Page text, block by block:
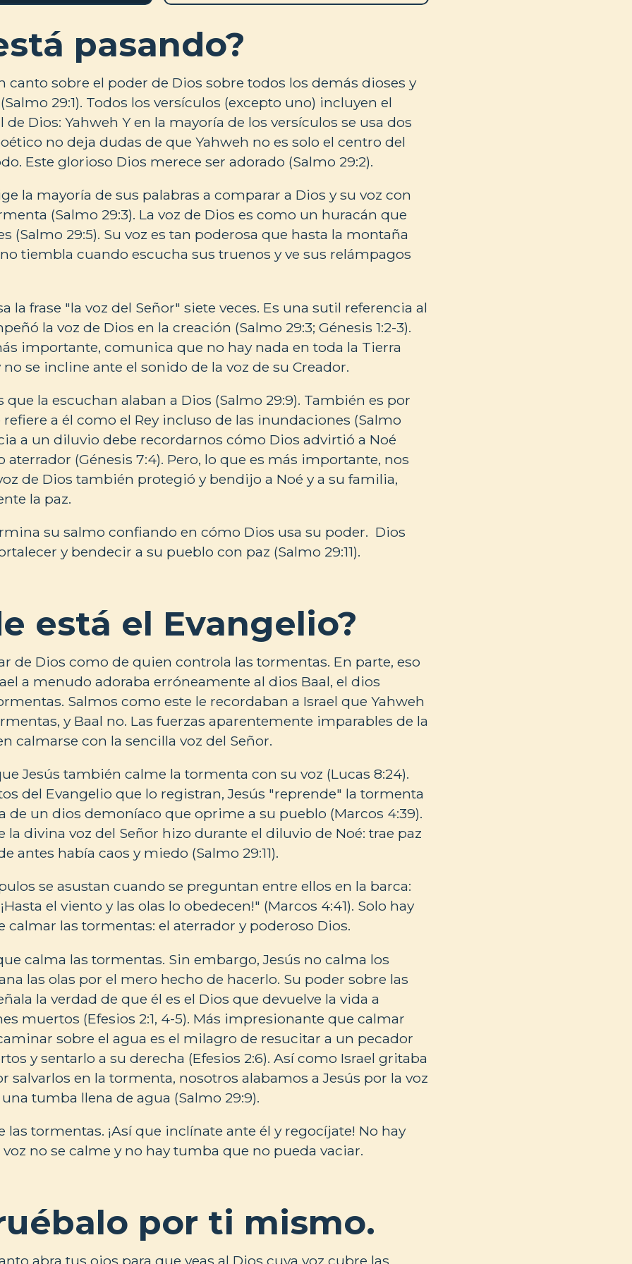
pasando?
canto sobre el poder de Dios sobre todos los demás dioses y
29:1). Todos los versículos (excepto uno) incluyen el
Dios: Yahweh Y en la mayoría de los versículos se usa dos
no deja dudas de que Yahweh no es solo el centro del
Este glorioso Dios merece ser adorado (Salmo 29:2).
la mayoría de sus palabras a comparar a Dios y su voz con
(Salmo 29:3). La voz de Dios es como un huracán que
(Salmo 29:5). Su voz es tan poderosa que hasta la montaña
tiembla cuando escucha sus truenos y ve sus relámpagos
la frase "la voz del Señor" siete veces. Es una sutil referencia al
la voz de Dios en la creación (Salmo 29:3; Génesis 1:2-3).
importante, comunica que no hay nada en toda la Tierra
se incline ante el sonido de la voz de su Creador.
que la escuchan alaban a Dios (Salmo 29:9). También es por
refiere a él como el Rey incluso de las inundaciones (Salmo
a un diluvio debe recordarnos cómo Dios advirtió a Noé
(Génesis 7:4). Pero, lo que es más importante, nos
de Dios también protegió y bendijo a Noé y a su familia,
la paz.
su salmo confiando en cómo Dios usa su poder. Dios
y bendecir a su pueblo con paz (Salmo 29:11).
está el Evangelio?
de Dios como de quien controla las tormentas. En parte, eso
a menudo adoraba erróneamente al dios Baal, el dios
Salmos como este le recordaban a Israel que Yahweh
y Baal no. Las fuerzas aparentemente imparables de la
calmarse con la sencilla voz del Señor.
Jesús también calme la tormenta con su voz (Lucas 8:24).
del Evangelio que lo registran, Jesús "reprende" la tormenta
de un dios demoníaco que oprime a su pueblo (Marcos 4:39).
la divina voz del Señor hizo durante el diluvio de Noé: trae paz
antes había caos y miedo (Salmo 29:11).
se asustan cuando se preguntan entre ellos en la barca:
el viento y las olas lo obedecen!" (Marcos 4:41). Solo hay
calmar las tormentas: el aterrador y poderoso Dios.
calma las tormentas. Sin embargo, Jesús no calma los
las olas por el mero hecho de hacerlo. Su poder sobre las
la verdad de que él es el Dios que devuelve la vida a
muertos (Efesios 2:1, 4-5). Más impresionante que calmar
sobre el agua es el milagro de resucitar a un pecador
y sentarlo a su derecha (Efesios 2:6). Así como Israel gritaba
salvarlos en la tormenta, nosotros alabamos a Jesús por la voz
tumba llena de agua (Salmo 29:9).
las tormentas. ¡Así que inclínate ante él y regocíjate! No hay
no se calme y no hay tumba que no pueda vaciar.
por ti mismo.
abra tus ojos para que veas al Dios cuya voz cubre las